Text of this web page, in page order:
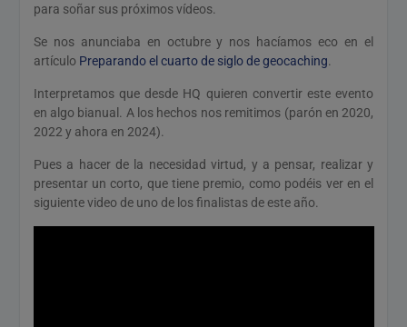
para soñar sus próximos vídeos.
Se nos anunciaba en octubre y nos hacíamos eco en el
artículo Preparando el cuarto de siglo de geocaching.
Interpretamos que desde HQ quieren convertir este evento
en algo bianual. A los hechos nos remitimos (parón en 2020,
2022 y ahora en 2024).
Pues a hacer de la necesidad virtud, y a pensar, realizar y
presentar un corto, que tiene premio, como podéis ver en el
siguiente video de uno de los finalistas de este año.